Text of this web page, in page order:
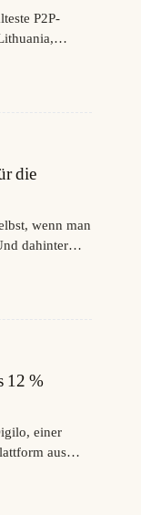
P2P-
Skin in the
die
wenn man
dahinter
die
12 %
einer
aus
Digilo